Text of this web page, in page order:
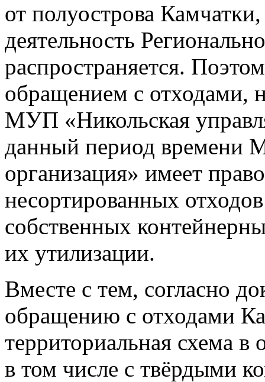
от полуострова
деятельность
распространяется.
обращением с отходами,
МУП «Никольская
данный период времени
организация» имеет
несортированных
собственных
их утилизации.
Вместе с тем, согласно
обращению с отходами
территориальная схема
в том числе с твёрдыми